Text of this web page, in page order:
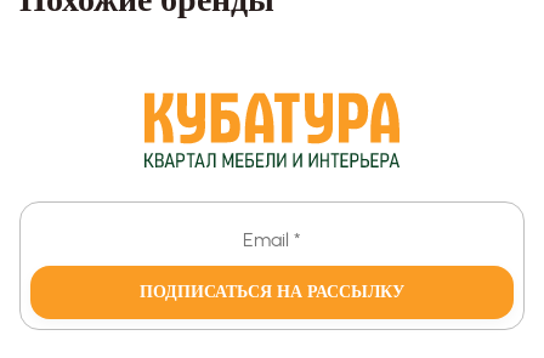
ПОДПИСАТЬСЯ НА РАССЫЛКУ